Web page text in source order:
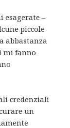
esagerate –
piccole
abbastanza
mi fanno
credenziali
un